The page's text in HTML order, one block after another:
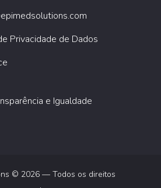
Privacidade de Dados
e Igualdade
© 2026 — Todos os direitos